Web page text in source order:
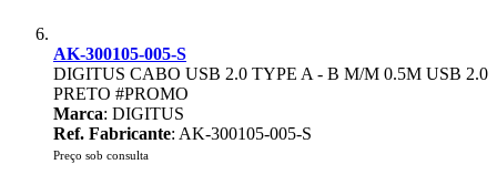
AK-300105-005-S
DIGITUS CABO USB 2.0 TYPE A - B M/M 0.5M USB 2.0
PRETO #PROMO
Marca: DIGITUS
Ref. Fabricante: AK-300105-005-S
Preço sob consulta